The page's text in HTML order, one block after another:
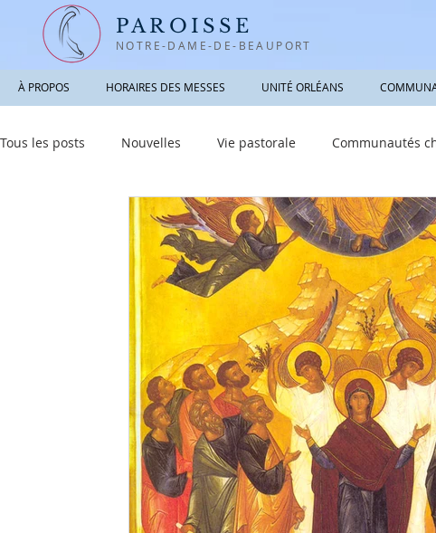
PAROISSE
NOTRE-DAME-DE-BEAUPORT
À PROPOS HORAIRES DES MESSES UNITÉ ORLÉANS
Tous les posts Nouvelles Vie pastorale Communautés
Informations utiles Sacrements Réfléchir